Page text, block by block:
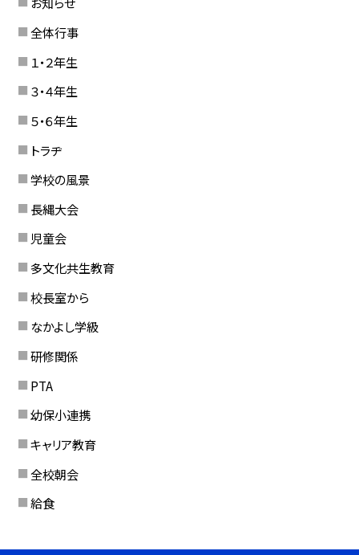
全体行事
１・２年生
３・４年生
５・６年生
トラヂ
学校の風景
長縄大会
児童会
多文化共生教育
校長室から
なかよし学級
研修関係
PTA
幼保小連携
キャリア教育
全校朝会
給食